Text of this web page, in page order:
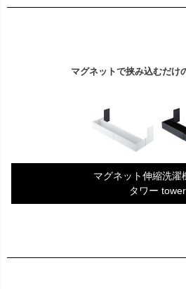
マグネットで挟み込むだけ
マグネット伸縮洗濯
タワー tower